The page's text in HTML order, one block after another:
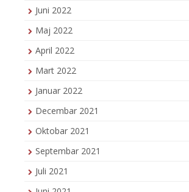
Juni 2022
Maj 2022
April 2022
Mart 2022
Januar 2022
Decembar 2021
Oktobar 2021
Septembar 2021
Juli 2021